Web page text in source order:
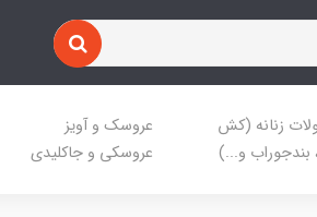
زنانه (کش
بندجوراب و...)
عروسک و آویز
عروسکی و جاکلیدی